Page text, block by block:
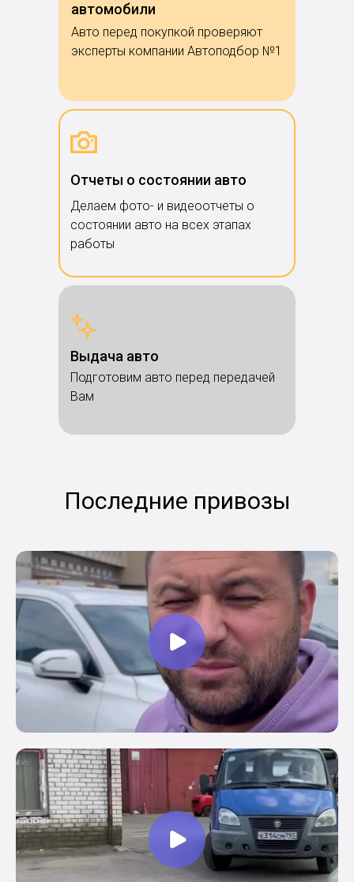
автомобили
Авто перед покупкой проверяют
эксперты компании Автоподбор №1
Отчеты о состоянии авто
Делаем фото- и видеоотчеты о
состоянии авто на всех этапах
работы
Выдача авто
Подготовим авто перед передачей
Вам
Последние привозы